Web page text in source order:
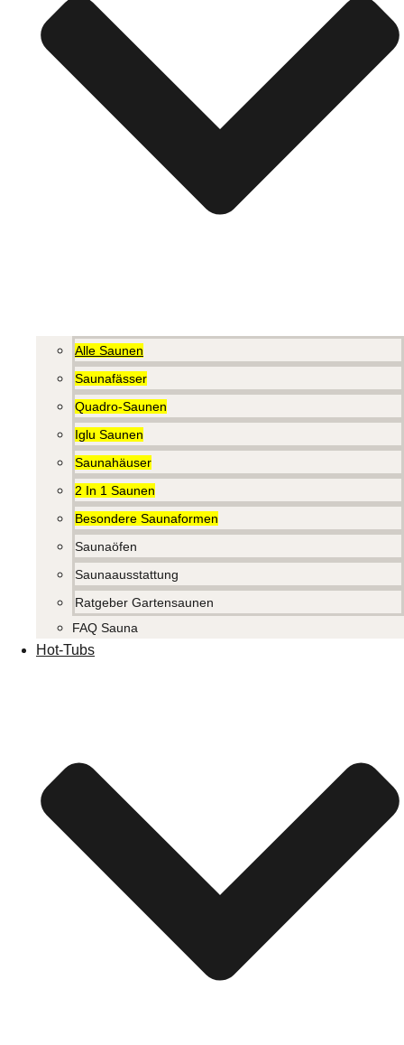
Alle Saunen
Saunafässer
Quadro-Saunen
Iglu Saunen
Saunahäuser
2 In 1 Saunen
Besondere Saunaformen
Saunaöfen
Saunaausstattung
Ratgeber Gartensaunen
FAQ Sauna
Hot-Tubs